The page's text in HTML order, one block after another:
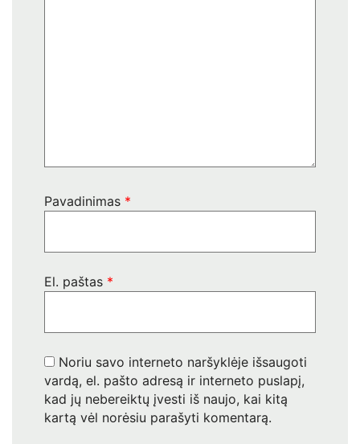
Pavadinimas *
El. paštas *
Noriu savo interneto naršyklėje išsaugoti
vardą, el. pašto adresą ir interneto puslapį,
kad jų nebereiktų įvesti iš naujo, kai kitą
kartą vėl norėsiu parašyti komentarą.